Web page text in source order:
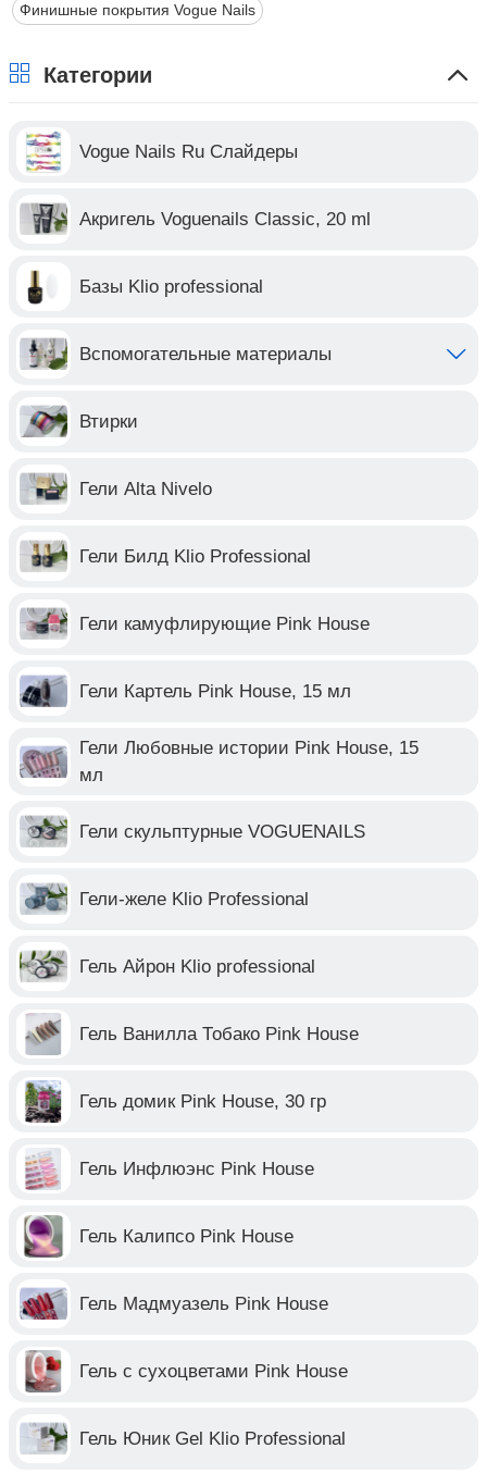
Финишные покрытия Vogue Nails
Категории
Vogue Nails Ru Слайдеры
Акригель Voguenails Classic, 20 ml
Базы Klio professional
Вспомогательные материалы
Втирки
Гели Alta Nivelo
Гели Билд Klio Professional
Гели камуфлирующие Pink House
Гели Картель Pink House, 15 мл
Гели Любовные истории Pink House, 15
мл
Гели скульптурные VOGUENAILS
Гели-желе Klio Professional
Гель Айрон Klio professional
Гель Ванилла Тобако Pink House
Гель домик Pink House, 30 гр
Гель Инфлюэнс Pink House
Гель Калипсо Pink House
Гель Мадмуазель Pink House
Гель с сухоцветами Pink House
Гель Юник Gel Klio Professional